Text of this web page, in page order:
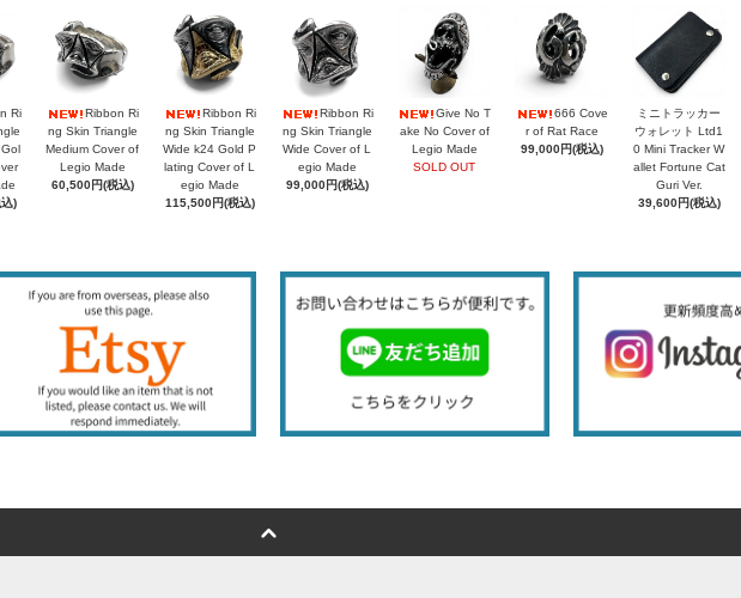
Ri
)
Ribbon Ri
ng Skin Triangle
Medium Cover of
Legio Made
60,500円(税込)
Ribbon Ri
ng Skin Triangle
Wide k24 Gold P
lating Cover of L
egio Made
115,500円(税込)
Ribbon Ri
ng Skin Triangle
Wide Cover of L
egio Made
99,000円(税込)
Give No T
ake No Cover of
Legio Made
SOLD OUT
666 Cove
r of Rat Race
99,000円(税込)
ミニトラッカー
ウォレット Ltd1
0 Mini Tracker W
allet Fortune Cat
Guri Ver.
39,600円(税込)